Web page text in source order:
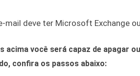
mail deve ter Microsoft Exchange
acima você será capaz de apagar
confira os passos abaixo: